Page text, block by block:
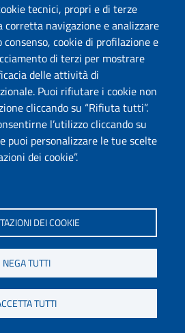
tecnici, propri e di terze
navigazione e analizzare
cookie di profilazione e
di terzi per mostrare
delle attività di
Puoi rifiutare i cookie non
cliccando su “Rifiuta tutti”.
l’utilizzo cliccando su
puoi personalizzare le tue scelte
dei cookie”.
DEI COOKIE
NEGA TUTTI
TUTTI
Sassari
studenti)